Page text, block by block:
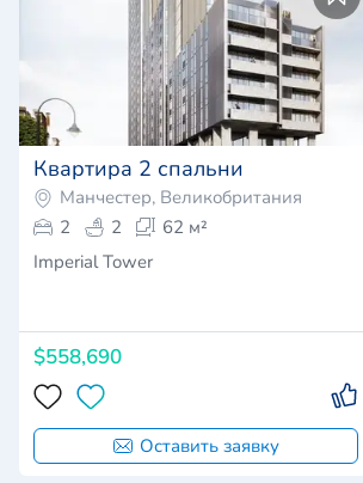
Квартира 2 спальни
Манчестер, Великобритания
2
2
62 м²
Imperial Tower
$558,690
Оставить заявку